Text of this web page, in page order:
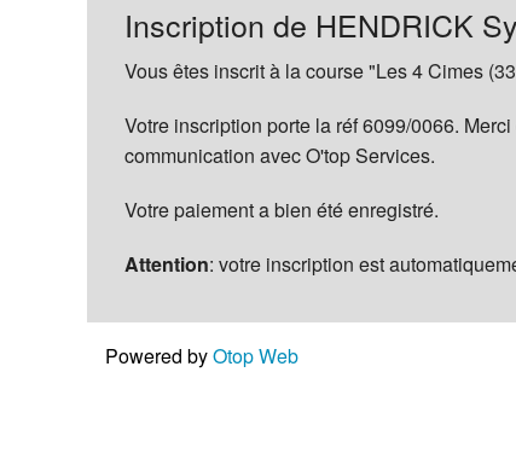
La
Inscription de HENDRICK
Vous êtes inscrit à la course "Les 4 Cimes
Votre inscription porte la réf 6099/0066.
communication avec O'top Services.
Votre paiement a bien été enregistré.
Attention: votre inscription est
Powered byOtop Web